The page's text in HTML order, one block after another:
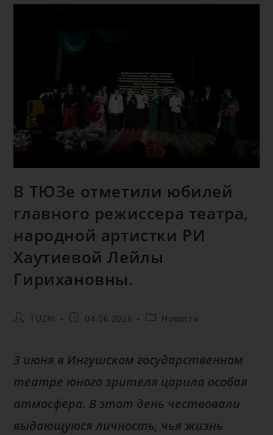
В ТЮЗе отметили юбилей
главного режиссера театра,
народной артистки РИ
Хаутиевой Лейлы
Гирихановны.
TUZRI 04.06.2026 Новости
3 июня в Ингушском государственном
театре юного зрителя царила особая
атмосфера. В этот день чествовали
выдающуюся личность, чья жизнь